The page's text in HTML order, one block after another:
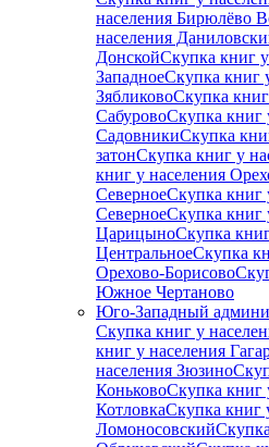
населения Бирюлёво
населения
ДонскойСкупка книг
ЗападноеСкупка книг
ЗябликовоСкупка
СабуровоСкупка книг
СадовникиСкупка
затонСкупка книг у
книг у населения
СеверноеСкупка книг
СеверноеСкупка книг
ЦарицыноСкупка
ЦентральноеСкупка
Орехово-Борисово
Южное Чертаново
Юго-Западный
Скупка книг у
книг у населения
населения Зюзино
КоньковоСкупка книг
КотловкаСкупка книг
Ломоносовский